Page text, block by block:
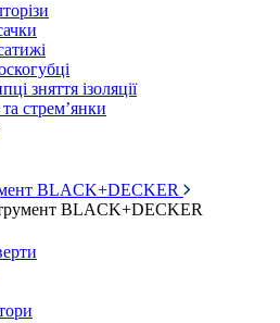
зняття ізоляції
стрем’янки
BLACK+DECKER
BLACK+DECKER